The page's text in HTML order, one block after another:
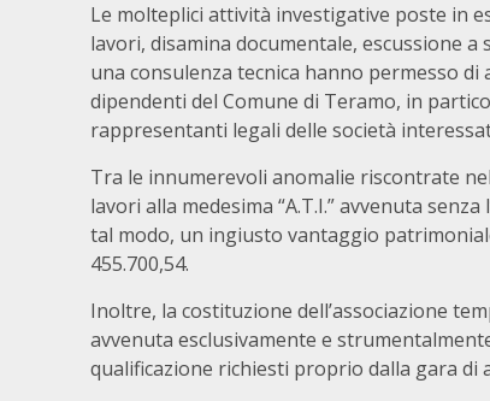
Le molteplici attività investigative poste in
lavori, disamina documentale, escussione
una consulenza tecnica hanno permesso
dipendenti del Comune di Teramo, in
rappresentanti legali delle società
Tra le innumerevoli anomalie riscontrate
lavori alla medesima “A.T.I.” avvenuta
tal modo, un ingiusto vantaggio
455.700,54.
Inoltre, la costituzione dell’associazione
avvenuta esclusivamente e
qualificazione richiesti proprio dalla gara di